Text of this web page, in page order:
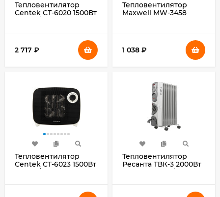
Тепловентилятор
Centek CT-6020 1500Вт
2 717 ₽
Тепловентилятор
Maxwell MW-3458
1 038 ₽
Тепловентилятор
Centek CT-6023 1500Вт
Тепловентилятор
Ресанта ТВК-3 2000Вт